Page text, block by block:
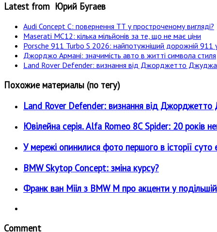
Latest from Юрий Бугаев
Audi Concept C: повернення ТТ у простроченому вигляді?
Maserati MC12: кілька мільйонів за те, що не має ціни
Porsche 911 Turbo S 2026: найпотужніший дорожній 911
Джорджо Армані: значимість авто в житті символа стиля
Land Rover Defender: визнання від Джорджетто
Похожие материалы (по тегу)
Land Rover Defender: визнання від
Ювілейна серія. Alfa Romeo 8C Spider: 20 років
У мережі опинилися фото першого в історії
BMW Skytop Concept: зміна курсу?
Франк ван Мііл з BMW M про акценти у подільшій
Comment